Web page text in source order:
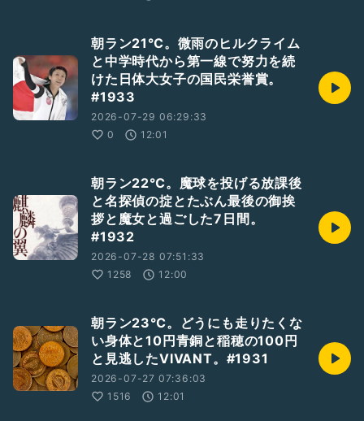
朝ラン21℃。微雨のヒルクライム
と中学時代から第一線で努力を続
けた日体大女子の国民栄誉賞。
#1933
2026-07-29 06:29:33
0
12:01
朝ラン22℃。魔球を投げる放課後
と名探偵の掟とたぶん最後の御挨
拶と魔女と過ごした7日間。
#1932
2026-07-28 07:51:33
1258
12:00
朝ラン23℃。どうにも走りたくな
い身体と10円青銅と稲穂の100円
と見逃したVIVANT。#1931
2026-07-27 07:36:03
1516
12:01